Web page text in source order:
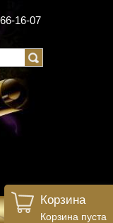
16-07
Корзина
Корзина пуста